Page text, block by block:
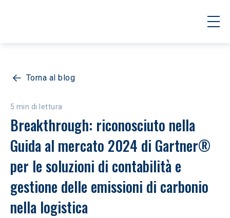
Torna al blog
5 min di lettura
Breakthrough: riconosciuto nella
Guida al mercato 2024 di Gartner®
per le soluzioni di contabilità e
gestione delle emissioni di carbonio
nella logistica